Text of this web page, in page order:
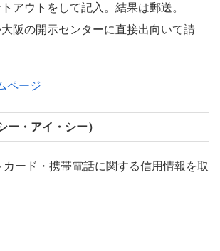
アウトをして記入。結果は郵送。
阪の開示センターに直接出向いて請
ページ
ー・アイ・シー）
ード・携帯電話に関する信用情報を取